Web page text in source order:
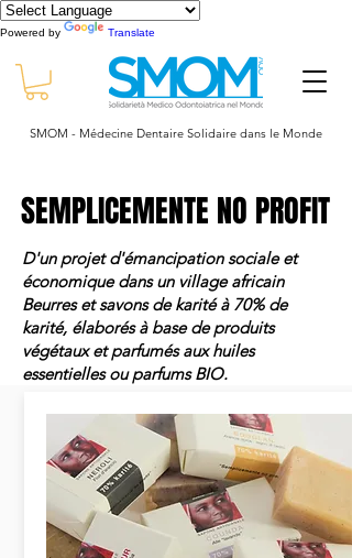
Powered by Translate
SMOM - Médecine Dentaire Solidaire dans le Monde
SEMPLICEMENTE NO PROFIT
SEMPLICEMENTE NO PROFIT
D'un projet d'émancipation sociale et
économique dans un village africain
Beurres et savons de karité à 70% de
karité, élaborés à base de produits
végétaux et parfumés aux huiles
essentielles ou parfums BIO.